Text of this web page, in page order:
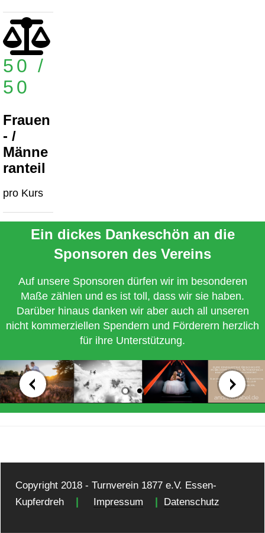
50 /
50
Frauen
- /
Männe
ranteil
pro Kurs
Ein dickes Dankeschön an die
Sponsoren des Vereins
Auf unsere Sponsoren dürfen wir im besonderen
Maße zählen und es ist toll, dass wir sie haben.
Darüber hinaus danken wir aber auch all unseren
nicht kommerziellen Spendern und Förderern herzlich
für ihre Unterstützung.
Copyright 2018 - Turnverein 1877 e.V. Essen-
Kupferdreh
Impressum Datenschutz